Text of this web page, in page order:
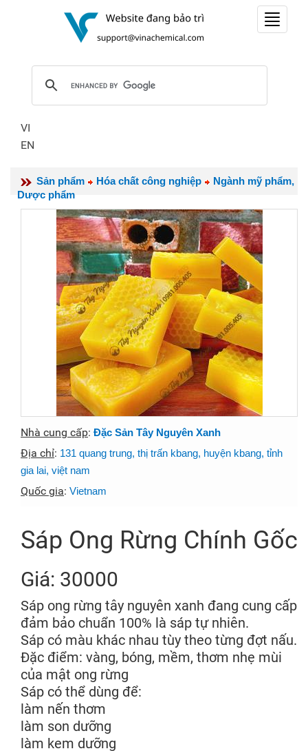
Toggle
VI
EN
Sản phẩm Hóa chất công nghiệp
Ngành mỹ phẩm,
Dược phẩm
Nhà cung cấp: Đặc Sản Tây Nguyên Xanh
Địa chỉ: 131 quang trung, thị trấn kbang, huyện kbang, tỉnh
gia lai, việt nam
Quốc gia: Vietnam
Sáp Ong Rừng Chính Gốc
Giá: 30000
Sáp ong rừng tây nguyên xanh đang cung cấp
đảm bảo chuẩn 100% là sáp tự nhiên.
Sáp có màu khác nhau tùy theo từng đợt nấu.
Đặc điểm: vàng, bóng, mềm, thơm nhẹ mùi
của mật ong rừng
Sáp có thể dùng để:
làm nến thơm
làm son dưỡng
làm kem dưỡng